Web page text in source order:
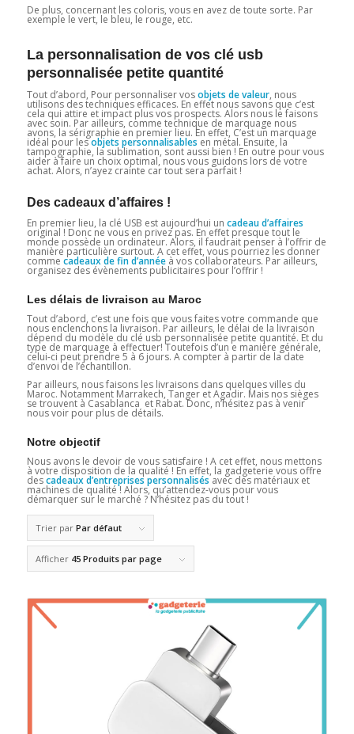
De plus, concernant les coloris, vous en avez de toute sorte. Par
exemple le vert, le bleu, le rouge, etc.
La personnalisation de vos clé usb
personnalisée petite quantité
Tout d’abord, Pour personnaliser vosobjets de valeur, nous
utilisons des techniques efficaces. En effet nous savons que c’est
cela qui attire et impact plus vos prospects. Alors nous le faisons
avec soin. Par ailleurs, comme technique de marquage nous
avons, la sérigraphie en premier lieu. En effet, C’est un marquage
idéal pour lesobjets personnalisables en métal. Ensuite, la
tampographie, la sublimation, sont aussi bien ! En outre pour vous
aider à faire un choix optimal, nous vous guidons lors de votre
achat. Alors, n’ayez crainte car tout sera parfait !
Des cadeaux d’affaires !
En premier lieu, la clé USB est aujourd’hui un cadeau d’affaires
original ! Donc ne vous en privez pas. En effet presque tout le
monde possède un ordinateur. Alors, il faudrait penser à l’offrir de
manière particulière surtout. A cet effet, vous pourriez les donner
comme cadeaux de fin d’annéeà vos collaborateurs. Par ailleurs,
organisez des évènements publicitaires pour l’offrir !
Les délais de livraison au Maroc
Tout d’abord, c’est une fois que vous faites votre commande que
nous enclenchons la livraison. Par ailleurs, le délai de la livraison
dépend du modèle du clé usb personnalisée petite quantité. Et du
type de marquage à effectuer! Toutefois d’un e manière générale,
celui-ci peut prendre 5 à 6 jours. A compter à partir de la date
d’envoi de l’échantillon.
Par ailleurs, nous faisons les livraisons dans quelques villes du
Maroc. Notamment Marrakech, Tanger et Agadir. Mais nos sièges
se trouvent à Casablanca et Rabat. Donc, n’hésitez pas à venir
nous voir pour plus de détails.
Notre objectif
Nous avons le devoir de vous satisfaire ! A cet effet, nous mettons
à votre disposition de la qualité ! En effet, la gadgeterie vous offre
descadeaux d’entreprises personnalisésavec des matériaux et
machines de qualité ! Alors, qu’attendez-vous pour vous
démarquer sur le marché ? N’hésitez pas du tout !
Trier par Par défaut
Afficher 45 Produits par page